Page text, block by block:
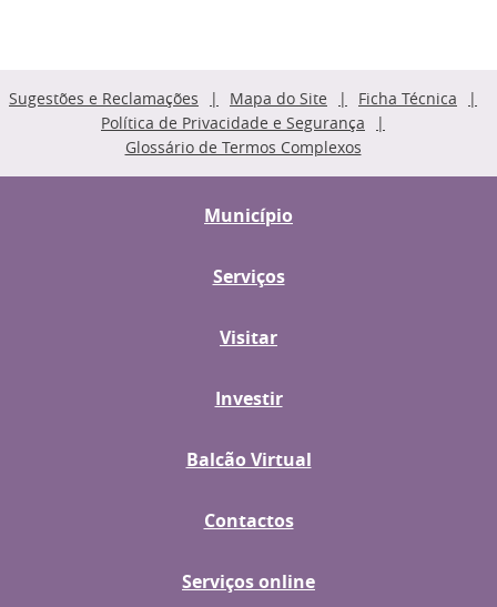
Sugestões e Reclamações Mapa do Site
Ficha Técnica
Política de Privacidade e Segurança
Glossário de Termos Complexos
Município
Serviços
Visitar
Investir
Balcão Virtual
Contactos
Serviços online